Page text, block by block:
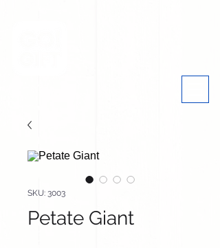
SKU: 3003
Petate Giant